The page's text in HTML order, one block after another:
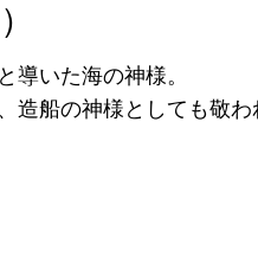
導いた海の神様。
船の神様としても敬わ